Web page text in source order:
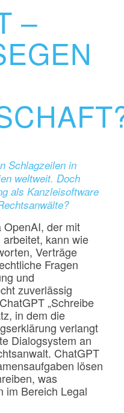
–
Schlagzeilen in
weltweit. Doch
als Kanzleisoftware
der mit
kann wie
Verträge
Fragen
und
zuverlässig
„Schreibe
in dem die
verlangt
Dialogsystem an
ChatGPT
lösen
was
im Bereich Legal